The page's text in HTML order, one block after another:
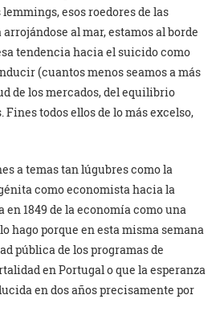
esos roedores de las
al mar, estamos al borde
tendencia hacia el suicido como
(cuantos menos seamos a más
de los mercados, del equilibrio
todos ellos de lo más excelso,
a temas tan lúgubres como la
como economista hacia la
1849 de la economía como una
hago porque en esta misma semana
pública de los programas de
en Portugal o que la esperanza
en dos años precisamente por